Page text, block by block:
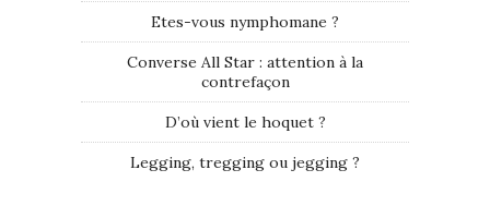
Etes-vous nymphomane ?
Converse All Star : attention à la
contrefaçon
D’où vient le hoquet ?
Legging, tregging ou jegging ?